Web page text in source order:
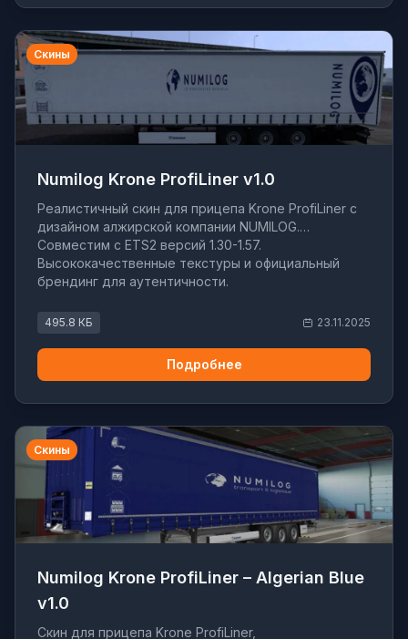
Скины
Numilog Krone ProfiLiner v1.0
Реалистичный скин для прицепа Krone ProfiLiner с
дизайном алжирской компании NUMILOG.
Совместим с ETS2 версий 1.30-1.57.
Высококачественные текстуры и официальный
брендинг для аутентичности.
495.8 КБ 23.11.2025
Подробнее
Скины
Numilog Krone ProfiLiner – Algerian Blue
v1.0
Скин для прицепа Krone ProfiLiner,